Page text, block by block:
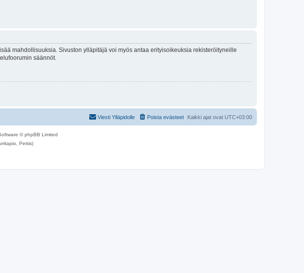
mahdollisuuksia. Sivuston ylläpitäjä voi myös antaa erityisoikeuksia rekisteröityneille
säännöt.
Kaikki ajat ovat UTC+03:00
Poista evästeet
Viesti Ylläpidolle
© phpBB Limited
Pettis)